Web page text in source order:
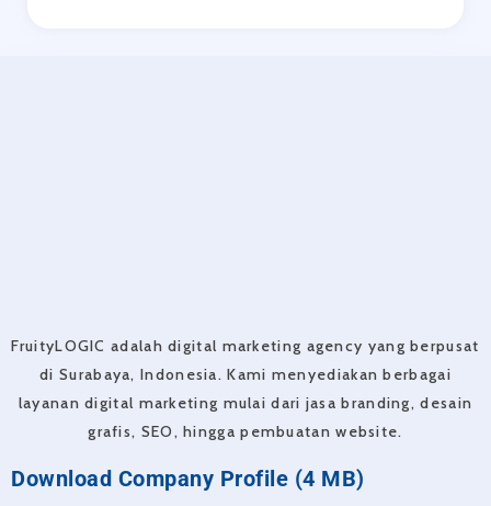
FruityLOGIC adalah digital marketing agency yang berpusat
di Surabaya, Indonesia. Kami menyediakan berbagai
layanan digital marketing mulai dari jasa branding, desain
grafis, SEO, hingga pembuatan website.
Download Company Profile (4 MB)